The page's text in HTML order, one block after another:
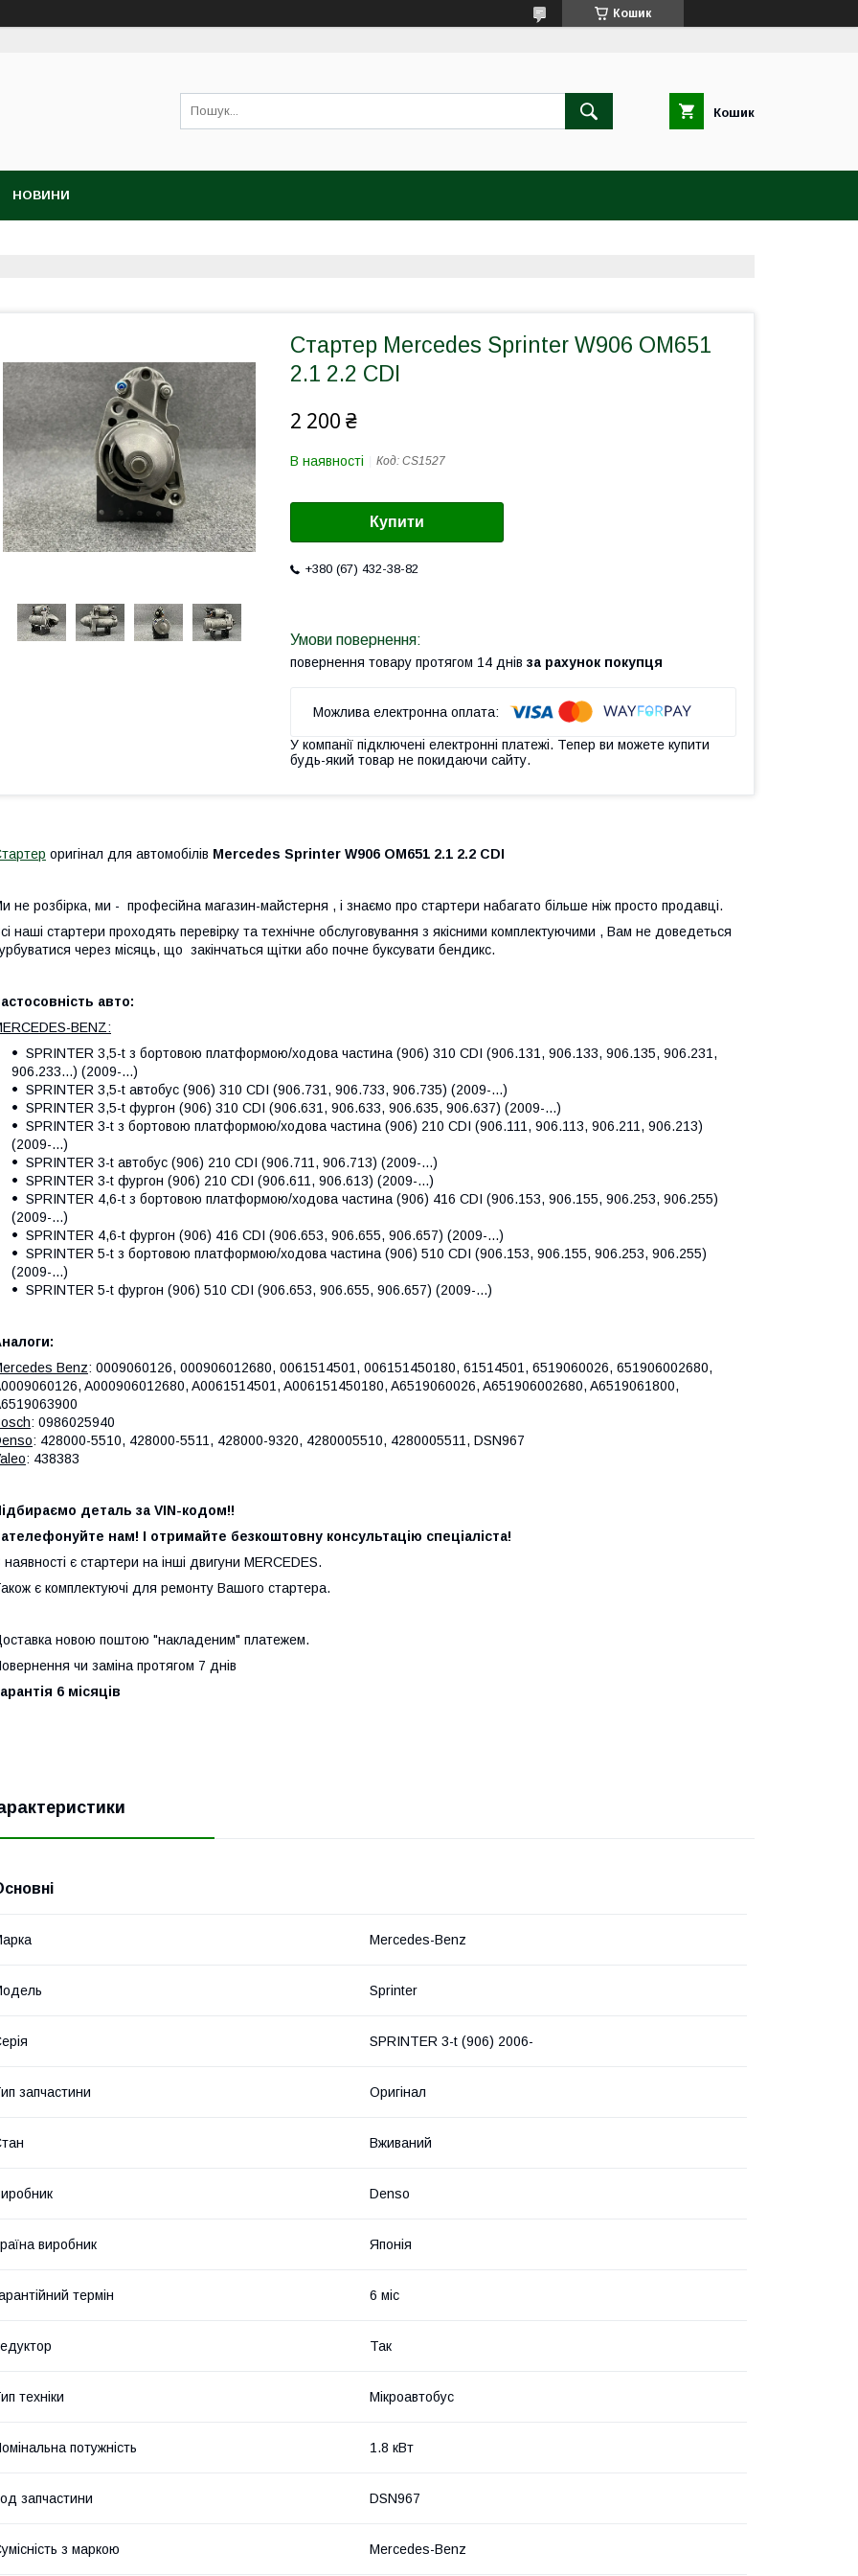
Кошик
Кошик
НОВИНИ
Стартер Mercedes Sprinter W906 OM651
2.1 2.2 CDI
2 200 ₴
В наявності Код: CS1527
Купити
+380 (67) 432-38-82
повернення товару протягом 14 днів за рахунок покупця
У компанії підключені електронні платежі. Тепер ви можете купити
будь-який товар не покидаючи сайту.
оригінал для автомобілів Mercedes Sprinter W906 OM651 2.1 2.2 CDI
не розбірка, ми - професійна магазин-майстерня , і знаємо про стартери набагато більше ніж просто продавці.
наші стартери проходять перевірку та технічне обслуговування з якісними комплектуючими , Вам не доведеться
через місяць, що закінчаться щітки або почне буксувати бендикс.
авто:
BENZ:
SPRINTER 3,5-t з бортовою платформою/ходова частина (906) 310 CDI (906.131, 906.133, 906.135, 906.231,
906.233...) (2009-...)
SPRINTER 3,5-t автобус (906) 310 CDI (906.731, 906.733, 906.735) (2009-...)
SPRINTER 3,5-t фургон (906) 310 CDI (906.631, 906.633, 906.635, 906.637) (2009-...)
SPRINTER 3-t з бортовою платформою/ходова частина (906) 210 CDI (906.111, 906.113, 906.211, 906.213)
(2009-...)
SPRINTER 3-t автобус (906) 210 CDI (906.711, 906.713) (2009-...)
SPRINTER 3-t фургон (906) 210 CDI (906.611, 906.613) (2009-...)
SPRINTER 4,6-t з бортовою платформою/ходова частина (906) 416 CDI (906.153, 906.155, 906.253, 906.255)
(2009-...)
SPRINTER 4,6-t фургон (906) 416 CDI (906.653, 906.655, 906.657) (2009-...)
SPRINTER 5-t з бортовою платформою/ходова частина (906) 510 CDI (906.153, 906.155, 906.253, 906.255)
(2009-...)
SPRINTER 5-t фургон (906) 510 CDI (906.653, 906.655, 906.657) (2009-...)
Benz: 0009060126, 000906012680, 0061514501, 006151450180, 61514501, 6519060026, 651906002680,
A000906012680, A0061514501, A006151450180, A6519060026, A651906002680, A6519061800,
: 0986025940
: 428000-5510, 428000-5511, 428000-9320, 4280005510, 4280005511, DSN967
: 438383
деталь за VIN-кодом!!
нам! І отримайте безкоштовну консультацію спеціаліста!
наявності є стартери на інші двигуни MERCEDES.
є комплектуючі для ремонту Вашого стартера.
новою поштою "накладеним" платежем.
чи заміна протягом 7 днів
6 місяців
Mercedes-Benz
Sprinter
SPRINTER 3-t (906) 2006-
запчастини Оригінал
Вживаний
Denso
виробник Японія
термін 6 міс
Так
техніки Мікроавтобус
потужність 1.8 кВт
запчастини DSN967
з маркою Mercedes-Benz